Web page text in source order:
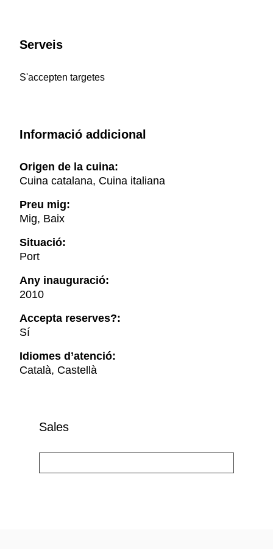
Serveis
S'accepten targetes
Informació addicional
Origen de la cuina:
Cuina catalana, Cuina italiana
Preu mig:
Mig, Baix
Situació:
Port
Any inauguració:
2010
Accepta reserves?:
Sí
Idiomes d’atenció:
Català, Castellà
Sales